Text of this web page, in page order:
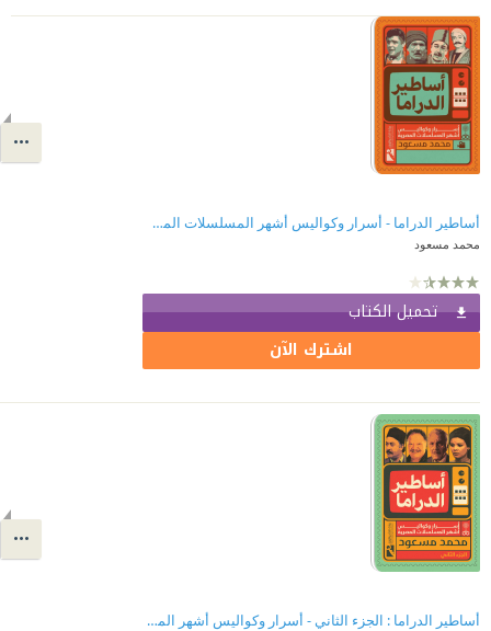
أساطير الدراما - أسرار وكواليس أشهر المسلسلات المصرية
محمد مسعود
تحميل الكتاب
اشترك الآن
أساطير الدراما : الجزء الثاني - أسرار وكواليس أشهر المسلسلات المصرية